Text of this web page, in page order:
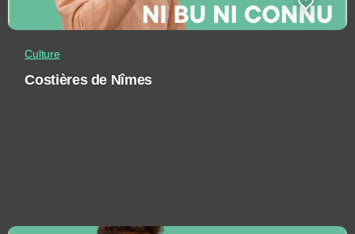
Culture
Costières de Nîmes